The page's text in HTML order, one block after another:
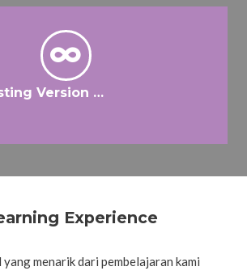
Version …
Experience
yang menarik dari pembelajaran kami